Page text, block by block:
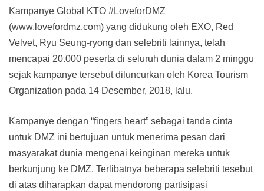
Kampanye Global KTO #LoveforDMZ
(www.lovefordmz.com) yang didukung oleh EXO, Red
Velvet, Ryu Seung-ryong dan selebriti lainnya, telah
mencapai 20.000 peserta di seluruh dunia dalam 2 minggu
sejak kampanye tersebut diluncurkan oleh Korea Tourism
Organization pada 14 Desember, 2018, lalu.
Kampanye dengan “fingers heart” sebagai tanda cinta
untuk DMZ ini bertujuan untuk menerima pesan dari
masyarakat dunia mengenai keinginan mereka untuk
berkunjung ke DMZ. Terlibatnya beberapa selebriti tesebut
di atas diharapkan dapat mendorong partisipasi